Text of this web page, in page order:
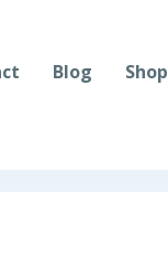
Blog Shop